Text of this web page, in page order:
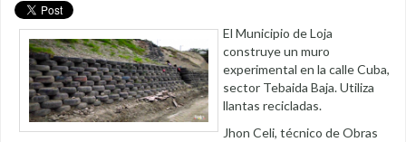
El Municipio de Loja
construye un muro
experimental en la calle Cuba,
sector Tebaida Baja. Utiliza
llantas recicladas.
Jhon Celi, técnico de Obras